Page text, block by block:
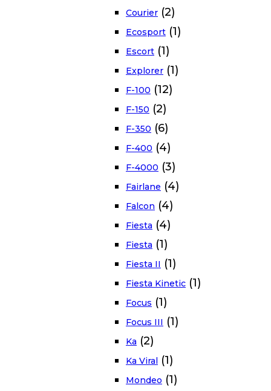
Courier (2)
Ecosport (1)
Escort (1)
Explorer (1)
F-100 (12)
F-150 (2)
F-350 (6)
F-400 (4)
F-4000 (3)
Fairlane (4)
Falcon (4)
Fiesta (4)
Fiesta (1)
Fiesta II (1)
Fiesta Kinetic (1)
Focus (1)
Focus III (1)
Ka (2)
Ka Viral (1)
Mondeo (1)